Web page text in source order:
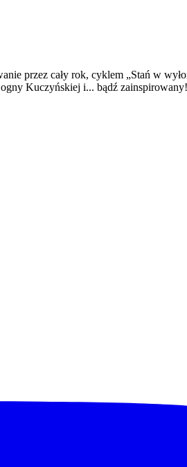
przez cały rok, cyklem „Stań w
Kuczyńskiej i... bądź zainspirowany!